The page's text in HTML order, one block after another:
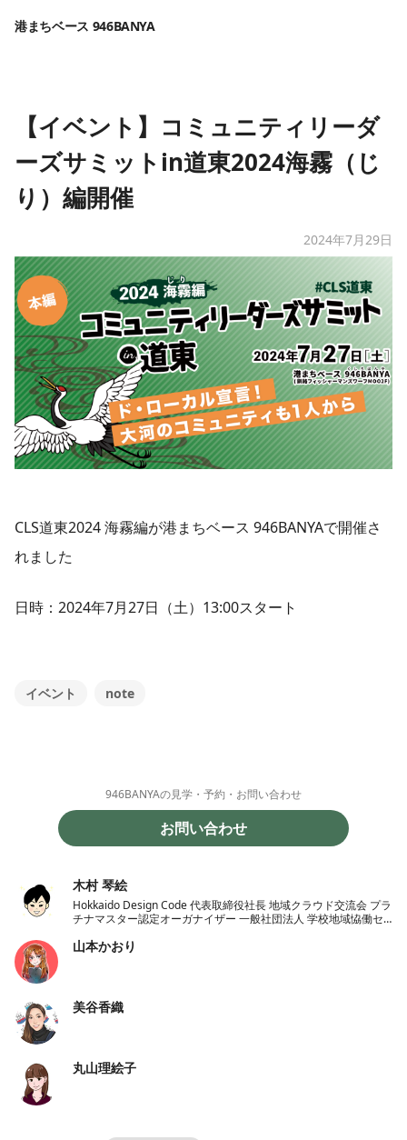
港まちベース 946BANYA
【イベント】コミュニティリーダ
ーズサミットin道東2024海霧（じ
り）編開催
2024年7月29日
CLS道東2024 海霧編が港まちベース 946BANYAで開催さ
れました
日時：2024年7月27日（土）13:00スタート
イベント note
946BANYAの見学・予約・お問い合わせ
お問い合わせ
木村 琴絵
Hokkaido Design Code 代表取締役社長 地域クラウド交流会 プラ
チナマスター認定オーガナイザー 一般社団法人 学校地域恊働セ
山本かおり
美谷香織
丸山理絵子